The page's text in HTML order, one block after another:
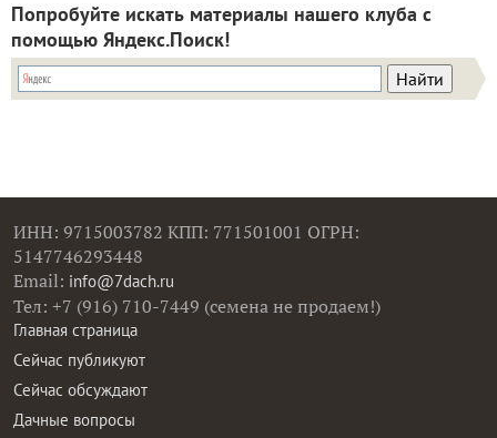
Попробуйте искать материалы нашего клуба с
помощью Яндекс.Поиск!
ИНН: 9715003782 КПП: 771501001 ОГРН:
5147746293448
Email: info@7dach.ru
Тел: +7 (916) 710-7449 (семена не продаем!)
Главная страница
Сейчас публикуют
Сейчас обсуждают
Дачные вопросы